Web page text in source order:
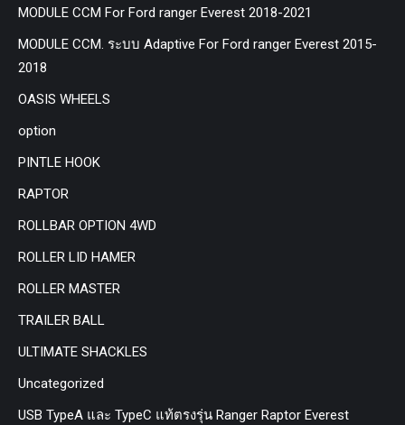
MODULE CCM For Ford ranger Everest 2018-2021
MODULE CCM. ระบบ Adaptive For Ford ranger Everest 2015-
2018
OASIS WHEELS
option
PINTLE HOOK
RAPTOR
ROLLBAR OPTION 4WD
ROLLER LID HAMER
ROLLER MASTER
TRAILER BALL
ULTIMATE SHACKLES
Uncategorized
USB TypeA และ TypeC แท้ตรงรุ่น Ranger Raptor Everest